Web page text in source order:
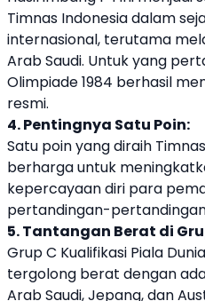
Timnas Indonesia dalam
internasional, terutama
Arab Saudi. Untuk yang
Olimpiade 1984 berhasil
resmi.
4. Pentingnya Satu Poin:
Satu poin yang diraih
berharga untuk
kepercayaan diri para
pertandingan-
5. Tantangan Berat di
Grup C Kualifikasi Piala
tergolong berat dengan
Arab Saudi, Jepang, dan